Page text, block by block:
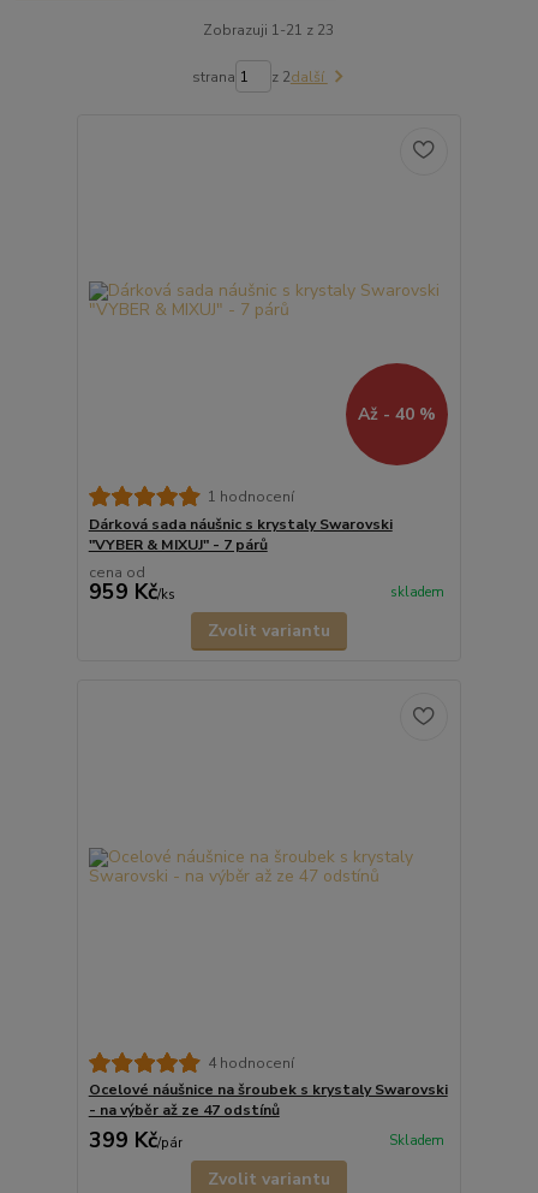
Zobrazuji 1-21 z 23
strana z 2další
Až - 40 %
1 hodnocení
Dárková sada náušnic s krystaly Swarovski
"VYBER & MIXUJ" - 7 párů
cena od
959 Kč/ks skladem
Zvolit variantu
4 hodnocení
Ocelové náušnice na šroubek s krystaly Swarovski
- na výběr až ze 47 odstínů
399 Kč/pár Skladem
Zvolit variantu